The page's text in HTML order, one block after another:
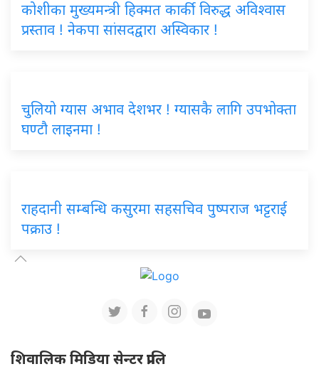
कोशीका मुख्यमन्त्री हिक्मत कार्की विरुद्ध अविश्वास
प्रस्ताव ! नेकपा सांसदद्वारा अस्विकार !
चुलियो ग्यास अभाव देशभर ! ग्यासकै लागि उपभोक्ता
घण्टौ लाइनमा !
राहदानी सम्बन्धि कसुरमा सहसचिव पुष्पराज भट्टराई
पक्राउ !
शिवालिक मिडिया सेन्टर प्रालि